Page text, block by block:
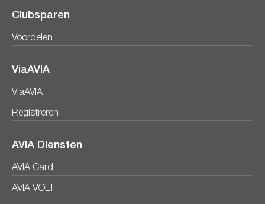
Clubsparen
Voordelen
ViaAVIA
ViaAVIA
Registreren
AVIA Diensten
AVIA Card
AVIA VOLT